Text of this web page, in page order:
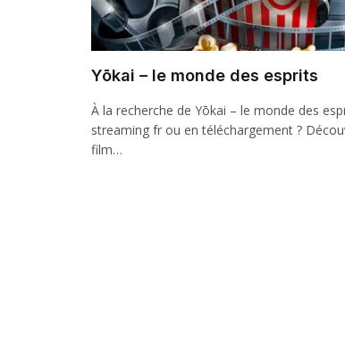
Yōkai – le monde des esprits
À la recherche de Yōkai – le monde des
streaming fr ou en téléchargement ?
film…